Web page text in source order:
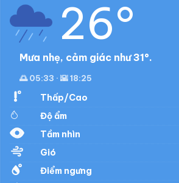
26°
Mưa nhẹ, cảm giác như 31°.
🌅 05:33 · 🌇 18:25
Thấp/Cao
Độ ẩm
Tầm nhìn
Gió
Điểm ngưng